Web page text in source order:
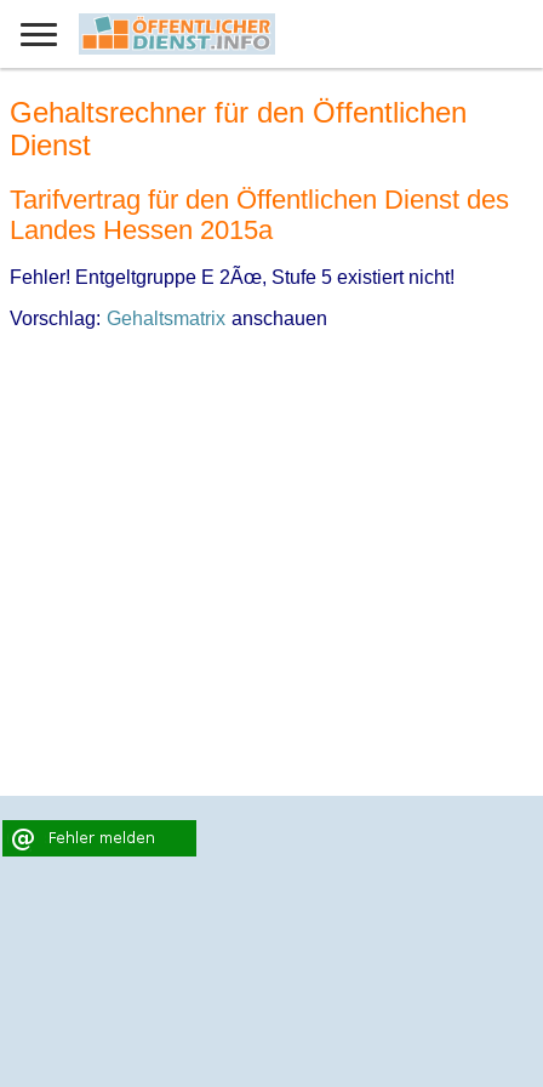
Gehaltsrechner für den Öffentlichen
Dienst
Tarifvertrag für den Öffentlichen Dienst des
Landes Hessen 2015a
Fehler! Entgeltgruppe E 2Ãœ, Stufe 5 existiert nicht!
Vorschlag: Gehaltsmatrix anschauen